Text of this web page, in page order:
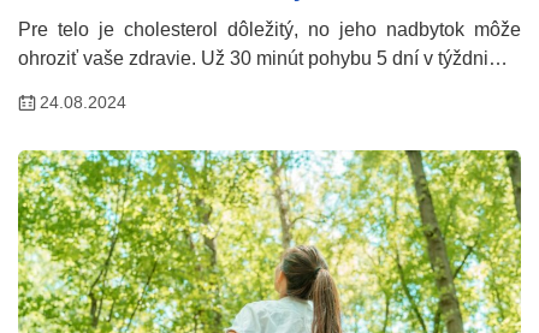
Pre telo je cholesterol dôležitý, no jeho nadbytok môže
ohroziť vaše zdravie. Už 30 minút pohybu 5 dní v týždni…
24.08.2024